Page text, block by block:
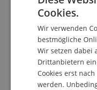
Publikationsart
Beitrag in
Cookies.
Wir verwenden
bestmögliche
Wir setzen dabei
Drittanbietern ein
Cookies erst
werden.